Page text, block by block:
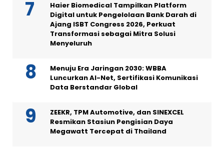
Haier Biomedical Tampilkan Platform
Digital untuk Pengelolaan Bank Darah di
Ajang ISBT Congress 2026, Perkuat
Transformasi sebagai Mitra Solusi
Menyeluruh
Menuju Era Jaringan 2030: WBBA
Luncurkan AI-Net, Sertifikasi Komunikasi
Data Berstandar Global
ZEEKR, TPM Automotive, dan SINEXCEL
Resmikan Stasiun Pengisian Daya
Megawatt Tercepat di Thailand